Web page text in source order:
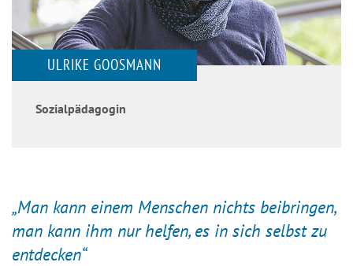
ULRIKE GOOSMANN
Sozialpädagogin
„Man kann einem Menschen nichts beibringen,
man kann ihm nur helfen, es in sich selbst zu
entdecken“